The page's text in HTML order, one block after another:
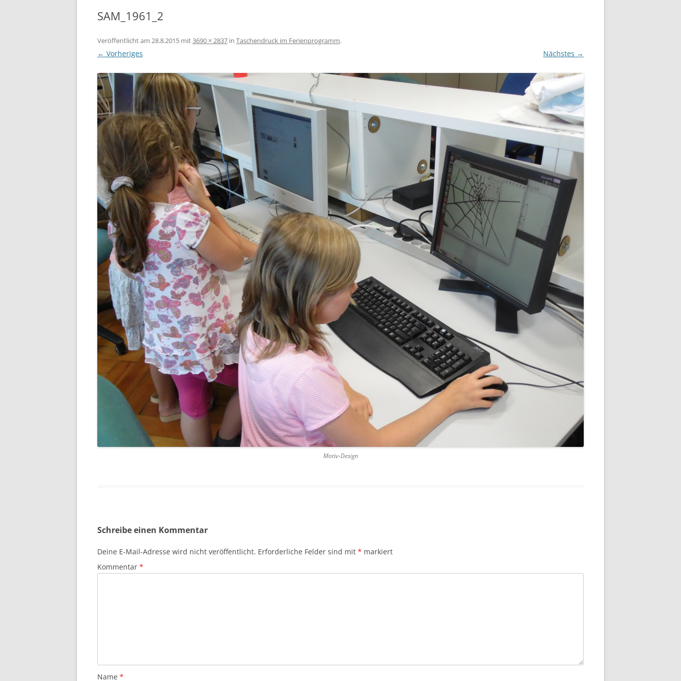
SAM_1961_2
Veröffentlicht am 28.8.2015 mit3690 × 2837 in Taschendruck im Ferienprogramm.
← Vorheriges Nächstes →
Motiv-Design
Schreibe einen Kommentar
Deine E-Mail-Adresse wird nicht veröffentlicht. Erforderliche Felder sind mit * markiert
Kommentar *
Name *